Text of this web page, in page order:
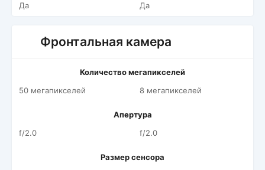
Да
Да
Фронтальная камера
Количество мегапикселей
50 мегапикселей
8 мегапикселей
Апертура
f/2.0
f/2.0
Размер сенсора